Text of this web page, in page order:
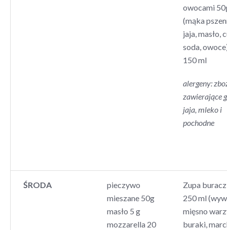
owocami
(mąka
jaja, masło,
soda,
150 ml
alergeny:
zawierające
jaja, mleko i
pochodne
ŚRODA
pieczywo
mieszane 50g
masło 5 g
mozzarella 20
Zupa
250 ml
mięsno
buraki,